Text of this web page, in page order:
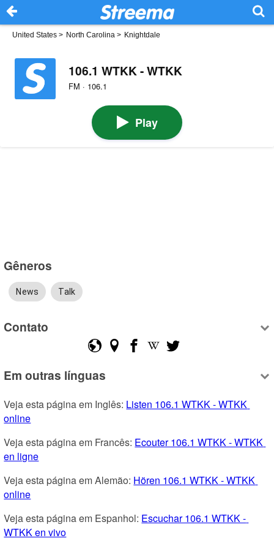
United States > North Carolina > Knightdale
106.1 WTKK - WTKK
FM · 106.1
Play
Gêneros
News Talk
Contato
Em outras línguas
Veja esta página em Inglês: Listen 106.1 WTKK - WTKK
online
Veja esta página em Francês: Ecouter 106.1 WTKK - WTKK
en ligne
Veja esta página em Alemão: Hören 106.1 WTKK - WTKK
online
Veja esta página em Espanhol: Escuchar 106.1 WTKK -
WTKK en vivo